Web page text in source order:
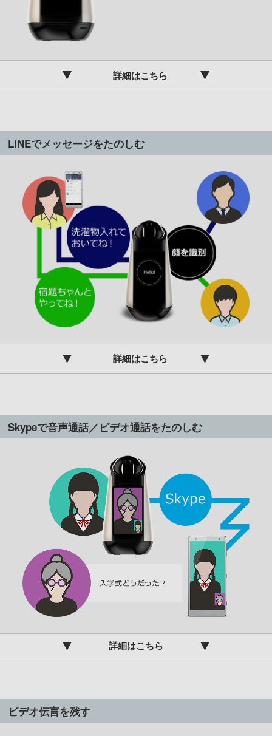
詳細はこちら
LINEでメッセージをたのしむ
詳細はこちら
Skypeで音声通話／ビデオ通話をたのしむ
詳細はこちら
ビデオ伝言を残す